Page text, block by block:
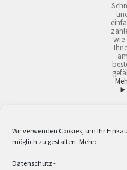
Wir verwenden Cookies, um Ihr
möglich zu gestalten. Mehr:
Datenschutz-
wie
am
►
2 Lieferzeiten gelten mit Express-24.
Versandkostenfrei ab 59,90 €